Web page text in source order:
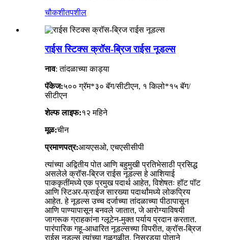
चौकशीतपशील
राईस स्टिक्स क्रॉस-ब्रिज राईस नूडल्स
नाव: तांदळाच्या काड्या
पॅकेज:५०० ग्रॅम*३० बॅग/सीटीएन, १ किलो*१५ बॅग/
सीटीएन
शेल्फ लाइफ:१२ महिने
मूळ:चीन
प्रमाणपत्र:आयएसओ, एचएसीसीपी
त्यांच्या अद्वितीय पोत आणि बहुमुखी प्रतिभेसाठी प्रसिद्ध
असलेले क्रॉस-ब्रिज राईस नूडल्स हे आशियाई
पाककृतींमध्ये एक प्रमुख पदार्थ आहेत, विशेषतः हॉट पॉट
आणि स्टिअर-फ्राईज सारख्या पदार्थांमध्ये लोकप्रिय
आहेत. हे नूडल्स उच्च दर्जाच्या तांदळाच्या पीठापासून
आणि पाण्यापासून बनवले जातात, जे आरोग्याविषयी
जागरूक ग्राहकांना ग्लूटेन-मुक्त पर्याय प्रदान करतात.
पारंपारिक गहू-आधारित नूडल्सच्या विपरीत, क्रॉस-ब्रिज
राईस नूडल्स त्यांच्या गुळगुळीत, निसरड्या पोताने